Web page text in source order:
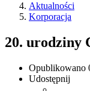
Aktualności
Korporacja
20. urodziny
Opublikowano
Udostępnij